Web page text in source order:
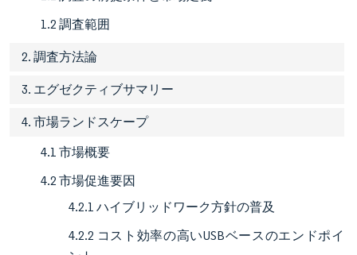
1.2 調査範囲
2. 調査方法論
3. エグゼクティブサマリー
4. 市場ランドスケープ
4.1 市場概要
4.2 市場促進要因
4.2.1 ハイブリッドワーク方針の普及
4.2.2 コスト効率の高いUSBベースのエンドポイ